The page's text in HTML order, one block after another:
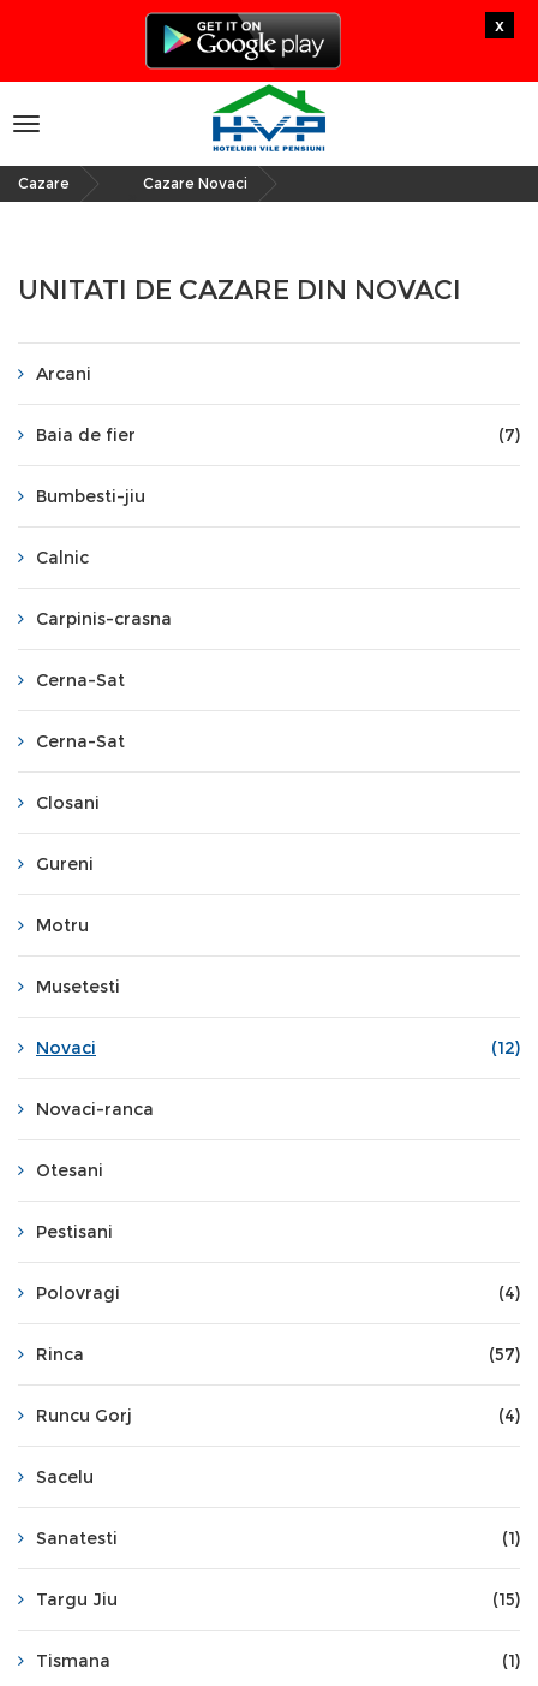
x
Toggle
navigation
Cazare Cazare Novaci
UNITATI DE CAZARE DIN NOVACI
Arcani
Baia de fier (7)
Bumbesti-jiu
Calnic
Carpinis-crasna
Cerna-Sat
Cerna-Sat
Closani
Gureni
Motru
Musetesti
Novaci (12)
Novaci-ranca
Otesani
Pestisani
Polovragi (4)
Rinca (57)
Runcu Gorj (4)
Sacelu
Sanatesti (1)
Targu Jiu (15)
Tismana (1)